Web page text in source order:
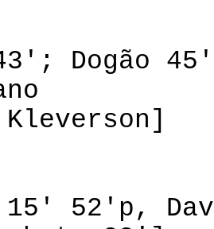
1-2
43'; Dogão
4-
52'p,